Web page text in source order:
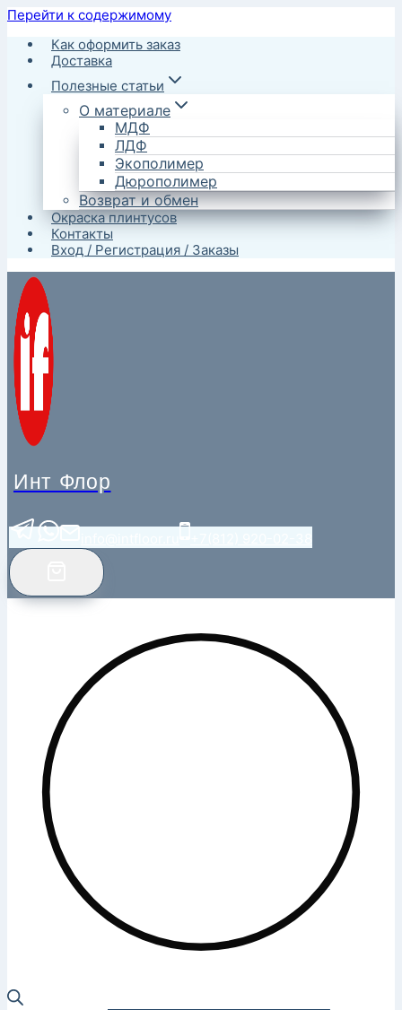
Перейти к содержимому
Как оформить заказ
Доставка
Полезные статьи
О материале
МДФ
ЛДФ
Экополимер
Дюрополимер
Возврат и обмен
Окраска плинтусов
Контакты
Вход / Регистрация / Заказы
Инт Флор